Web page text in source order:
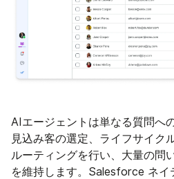
AIエージェントは単なる質問へ
見込み客の選定、ライフサイク
ルーティングを行い、大量の問
を維持します。Salesforce ネ